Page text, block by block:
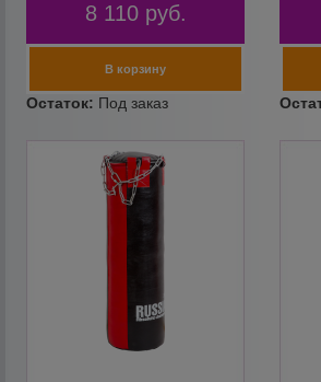
8 110 руб.